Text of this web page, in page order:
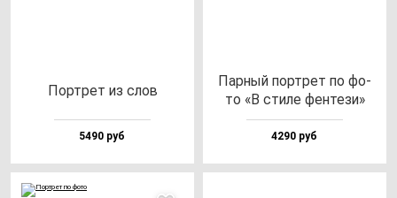
Пор­трет из слов
5490 руб
Пар­ный пор­трет по фо­
то «В сти­ле фен­те­зи»
4290 руб